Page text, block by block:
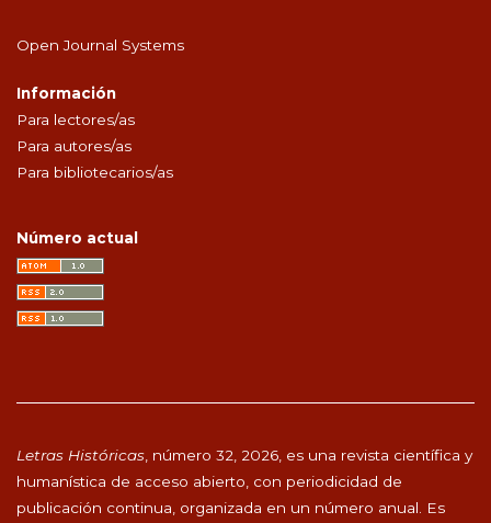
Open Journal Systems
Información
Para lectores/as
Para autores/as
Para bibliotecarios/as
Número actual
Letras Históricas , número 32, 2026, es una revista científica y
humanística de acceso abierto, con periodicidad de
publicación continua, organizada en un número anual. Es